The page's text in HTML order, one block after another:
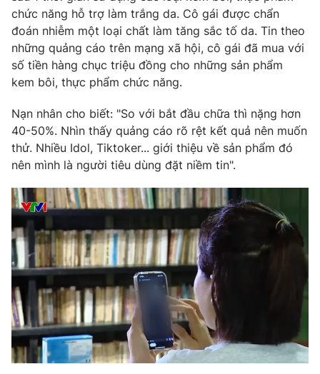
Photo Infographic
Video Shorts video
VTV Money VTV Thể thao
VTV Sức khoẻ Bất động sản
Thị trường 24h Tấm lòng Việt
VTV4 Vươn mình bằng AI
VTV9 VTV8
Liên hệ tòa soạn English
chức năng hỗ trợ làm trắng da. Cô gái được chẩn
đoán nhiễm một loại chất làm tăng sắc tố da. Tin theo
những quảng cáo trên mạng xã hội, cô gái đã mua với
số tiền hàng chục triệu đồng cho những sản phẩm
kem bôi, thực phẩm chức năng.
Nạn nhân cho biết: "So với bắt đầu chữa thì nặng hơn
40-50%. Nhìn thấy quảng cáo rõ rệt kết quả nên muốn
thử. Nhiều Idol, Tiktoker... giới thiệu về sản phẩm đó
nên mình là người tiêu dùng đặt niềm tin".